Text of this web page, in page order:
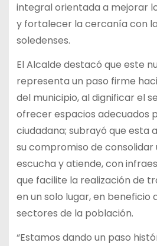
integral orientada a mejorar
y fortalecer la cercanía con
soledenses.
El Alcalde destacó que este
representa un paso firme
del municipio, al dignificar el
ofrecer espacios adecuados
ciudadana; subrayó que esta
su compromiso de consolidar
escucha y atiende, con
que facilite la realización de
en un solo lugar, en beneficio
sectores de la población.
“Estamos dando un paso